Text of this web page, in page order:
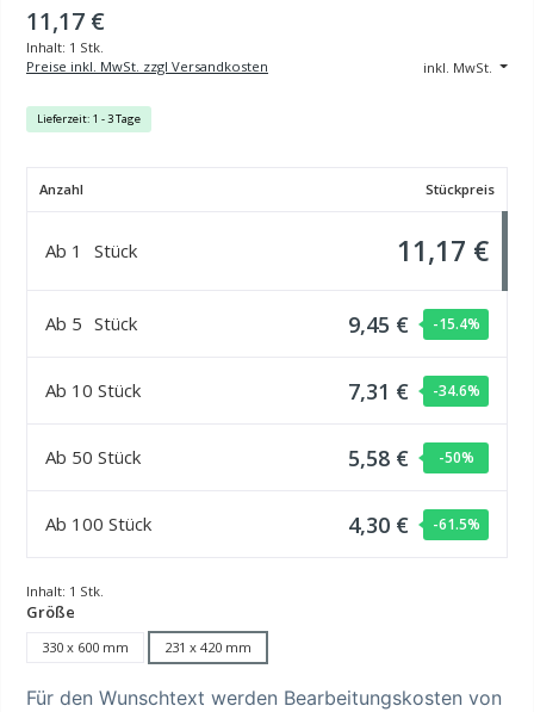
11,17 €
Inhalt: 1 Stk.
inkl. MwSt.
Preise inkl. MwSt. zzgl Versandkosten
Lieferzeit: 1 - 3 Tage
Anzahl Stückpreis
Ab 1 Stück 11,17 €
Ab 5 Stück 9,45 € -15.4%
Ab 10 Stück 7,31 € -34.6%
Ab 50 Stück 5,58 € -50%
Ab 100 Stück 4,30 € -61.5%
Inhalt: 1 Stk.
Größe
330 x 600 mm 231 x 420 mm
Für den Wunschtext werden Bearbeitungskosten von